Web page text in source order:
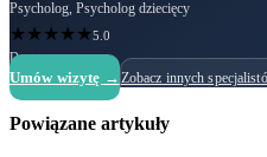
Psycholog, Psycholog dziecięcy
★★★★★5.0
Dostępny
Umów wizytę → Zobacz innych
Powiązane artykuły